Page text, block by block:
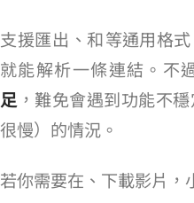
Moimobi 支援匯出 MP4、WEBM 和
就能解析一條連結。不
足 ，難免會遇到功能不
很慢）的情況。
若你需要在 Reddit、LinkedIn 下載影片